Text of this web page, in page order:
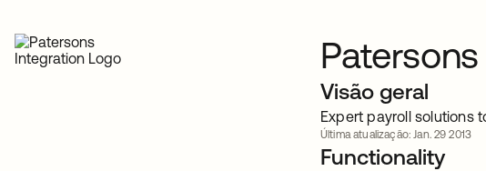
Patersons
Visão geral
Expert payroll solutions
Última atualização: Jan. 29 2013
Functionality